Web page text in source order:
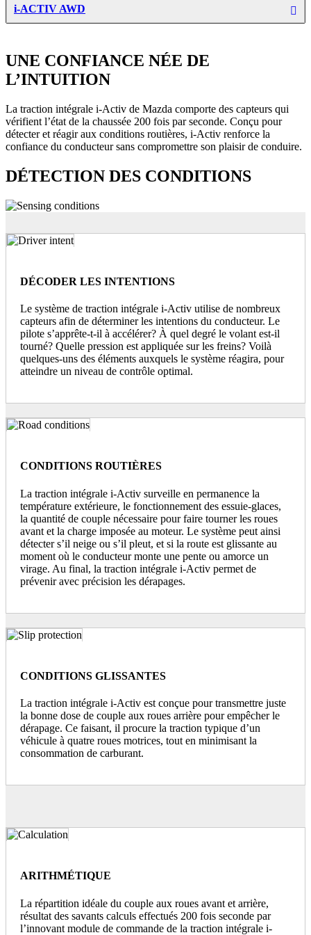
i-ACTIV AWD
UNE CONFIANCE NÉE DE
L’INTUITION
La traction intégrale i-Activ de Mazda comporte des capteurs qui
vérifient l’état de la chaussée 200 fois par seconde. Conçu pour
détecter et réagir aux conditions routières, i-Activ renforce la
confiance du conducteur sans compromettre son plaisir de conduire.
DÉTECTION DES CONDITIONS
DÉCODER LES INTENTIONS
Le système de traction intégrale i-Activ utilise de nombreux
capteurs afin de déterminer les intentions du conducteur. Le
pilote s’apprête-t-il à accélérer? À quel degré le volant est-il
tourné? Quelle pression est appliquée sur les freins? Voilà
quelques-uns des éléments auxquels le système réagira, pour
atteindre un niveau de contrôle optimal.
CONDITIONS ROUTIÈRES
La traction intégrale i-Activ surveille en permanence la
température extérieure, le fonctionnement des essuie-glaces,
la quantité de couple nécessaire pour faire tourner les roues
avant et la charge imposée au moteur. Le système peut ainsi
détecter s’il neige ou s’il pleut, et si la route est glissante au
moment où le conducteur monte une pente ou amorce un
virage. Au final, la traction intégrale i-Activ permet de
prévenir avec précision les dérapages.
CONDITIONS GLISSANTES
La traction intégrale i-Activ est conçue pour transmettre juste
la bonne dose de couple aux roues arrière pour empêcher le
dérapage. Ce faisant, il procure la traction typique d’un
véhicule à quatre roues motrices, tout en minimisant la
consommation de carburant.
ARITHMÉTIQUE
La répartition idéale du couple aux roues avant et arrière,
résultat des savants calculs effectués 200 fois seconde par
l’innovant module de commande de la traction intégrale i-